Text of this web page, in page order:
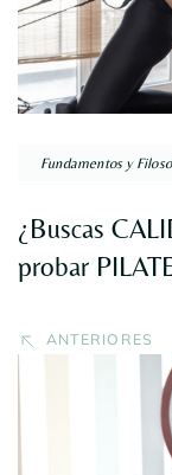
Fundamentos y
¿Buscas
probar
ANTERIORES